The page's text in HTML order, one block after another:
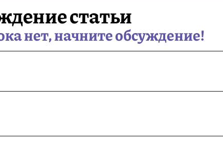
статьи
нет, начните обсуждение!